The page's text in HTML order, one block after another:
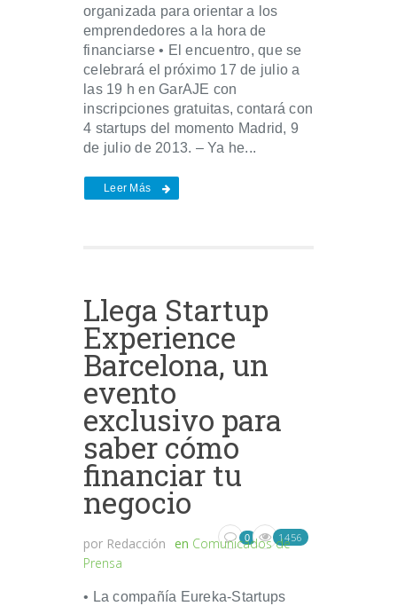
organizada para orientar a los
emprendedores a la hora de
financiarse • El encuentro, que se
celebrará el próximo 17 de julio a
las 19 h en GarAJE con
inscripciones gratuitas, contará con
4 startups del momento Madrid, 9
de julio de 2013. – Ya he...
Leer Más
Llega Startup
Experience
Barcelona, un
evento
exclusivo para
saber cómo
financiar tu
negocio
por Redacción en Comunicados de
Prensa
0 1456
• La compañía Eureka-Startups